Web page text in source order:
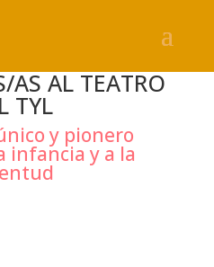
AS AL TEATRO
TYL
y pionero
infancia y a la